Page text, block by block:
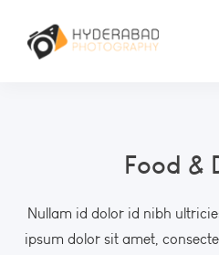
Food &
Nullam id dolor id nibh
ipsum dolor sit amet,